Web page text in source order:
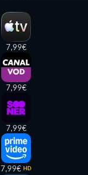
7,99€
7,99€
7,99€
7,99€ HD